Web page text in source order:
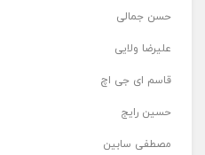
حسن جمالی
علیرضا ولایی
قاسم ای جی اچ
حسین رایج
مصطفی سابین